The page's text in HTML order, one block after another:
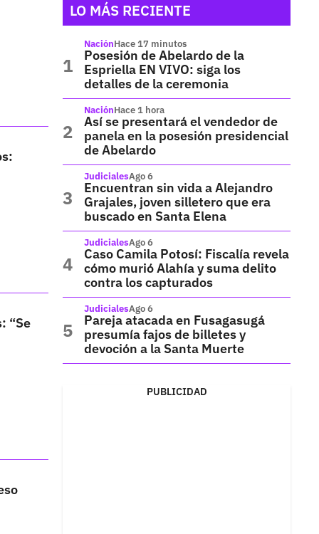
“Se
LO MÁS RECIENTE
NaciónHace 17 minutos
Posesión de Abelardo de la
Espriella EN VIVO: siga los
detalles de la ceremonia
NaciónHace 1 hora
Así se presentará el vendedor de
panela en la posesión presidencial
de Abelardo
JudicialesAgo 6
Encuentran sin vida a Alejandro
Grajales, joven silletero que era
buscado en Santa Elena
JudicialesAgo 6
Caso Camila Potosí: Fiscalía revela
cómo murió Alahía y suma delito
contra los capturados
JudicialesAgo 6
Pareja atacada en Fusagasugá
presumía fajos de billetes y
devoción a la Santa Muerte
PUBLICIDAD